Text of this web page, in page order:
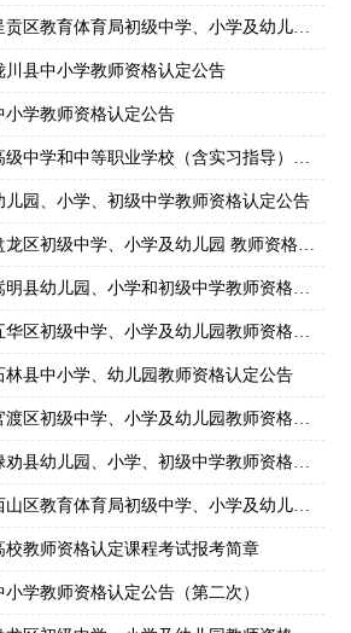
2025年下半年昆明市呈贡区教育体育局初级中学、小学及幼儿园教师资格认定公告
川县中小学教师资格认定公告
小学教师资格认定公告
2025年下半年昆明市高级中学和中等职业学校（含实习指导）教师资格认定公告
儿园、小学、初级中学教师资格认定公告
2025年下半年昆明市盘龙区初级中学、小学及幼儿园 教师资格认定公告
2025年下半年昆明市嵩明县幼儿园、小学和初级中学教师资格认定公告
2025年下半年昆明市五华区初级中学、小学及幼儿园教师资格认定公告
林县中小学、幼儿园教师资格认定公告
2025年下半年昆明市官渡区初级中学、小学及幼儿园教师资格认定公告
2024年下半年昆明市禄劝县幼儿园、小学、初级中学教师资格认定公告
2025年下半年昆明市西山区教育体育局初级中学、小学及幼儿园教师资格认定公告
校教师资格认定课程考试报考简章
学教师资格认定公告（第二次）